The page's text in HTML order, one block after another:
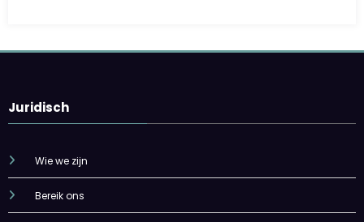
Juridisch
Wie we zijn
Bereik ons